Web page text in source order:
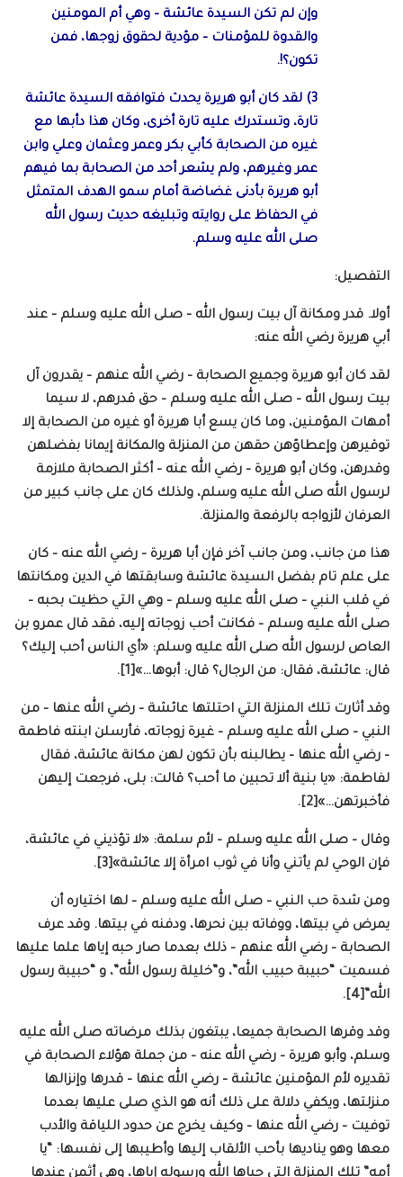
وإن لم تكن السيدة عائشة – وهي أم المومنين
والقدوة للمؤمنات – مؤدية لحقوق زوجها، فمن
تكون؟!.
3) لقد كان أبو هريرة يحدث فتوافقه السيدة عائشة
تارة، وتستدرك عليه تارة أخرى، وكان هذا دأبها مع
غيره من الصحابة كأبي بكر وعمر وعثمان وعلي وابن
عمر وغيرهم، ولم يشعر أحد من الصحابة بما فيهم
أبو هريرة بأدنى غضاضة أمام سمو الهدف المتمثل
في الحفاظ على روايته وتبليغه حديث رسول الله
صلى الله عليه وسلم.
التفصيل:
أولا. قدر ومكانة آل بيت رسول الله – صلى الله عليه وسلم – عند
أبي هريرة رضي الله عنه:
لقد كان أبو هريرة وجميع الصحابة – رضي الله عنهم – يقدرون آل
بيت رسول الله – صلى الله عليه وسلم – حق قدرهم، لا سيما
أمهات المؤمنين، وما كان يسع أبا هريرة أو غيره من الصحابة إلا
توقيرهن وإعطاؤهن حقهن من المنزلة والمكانة إيمانا بفضلهن
وقدرهن، وكان أبو هريرة – رضي الله عنه – أكثر الصحابة ملازمة
لرسول الله صلى الله عليه وسلم، ولذلك كان على جانب كبير من
العرفان لأزواجه بالرفعة والمنزلة.
هذا من جانب، ومن جانب آخر فإن أبا هريرة – رضي الله عنه – كان
على علم تام بفضل السيدة عائشة وسابقتها في الدين ومكانتها
في قلب النبي – صلى الله عليه وسلم – وهي التي حظيت بحبه –
صلى الله عليه وسلم – فكانت أحب زوجاته إليه، فقد قال عمرو بن
العاص لرسول الله صلى الله عليه وسلم: «أي الناس أحب إليك؟
قال: عائشة، فقال: من الرجال؟ قال: أبوها…»[1].
وقد أثارت تلك المنزلة التي احتلتها عائشة – رضي الله عنها – من
النبي – صلى الله عليه وسلم – غيرة زوجاته، فأرسلن ابنته فاطمة
– رضي الله عنها – يطالبنه بأن تكون لهن مكانة عائشة، فقال
لفاطمة: «يا بنية ألا تحبين ما أحب؟ قالت: بلى، فرجعت إليهن
فأخبرتهن…»[2].
وقال – صلى الله عليه وسلم – لأم سلمة: «لا تؤذيني في عائشة،
فإن الوحي لم يأتني وأنا في ثوب امرأة إلا عائشة»[3].
ومن شدة حب النبي – صلى الله عليه وسلم – لها اختياره أن
يمرض في بيتها، ووفاته بين نحرها، ودفنه في بيتها. وقد عرف
الصحابة – رضي الله عنهم – ذلك بعدما صار حبه إياها علما عليها
فسميت “حبيبة حبيب الله”، و”خليلة رسول الله”، و “حبيبة رسول
الله”[4].
وقد وقرها الصحابة جميعا، يبتغون بذلك مرضاته صلى الله عليه
وسلم، وأبو هريرة – رضي الله عنه – من جملة هؤلاء الصحابة في
تقديره لأم المؤمنين عائشة – رضي الله عنها – قدرها وإنزالها
منزلتها، ويكفي دلالة على ذلك أنه هو الذي صلى عليها بعدما
توفيت – رضي الله عنها – وكيف يخرج عن حدود اللياقة والأدب
معها وهو يناديها بأحب الألقاب إليها وأطيبها إلى نفسها: “يا
أمه” تلك المنزلة التي حباها الله ورسوله إياها، وهي أثمن عندها